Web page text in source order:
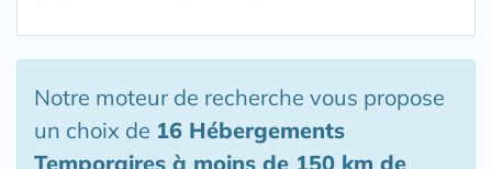
Notre moteur de recherche vous propose
un choix de 16 Hébergements
Temporaires à moins de 150 km de